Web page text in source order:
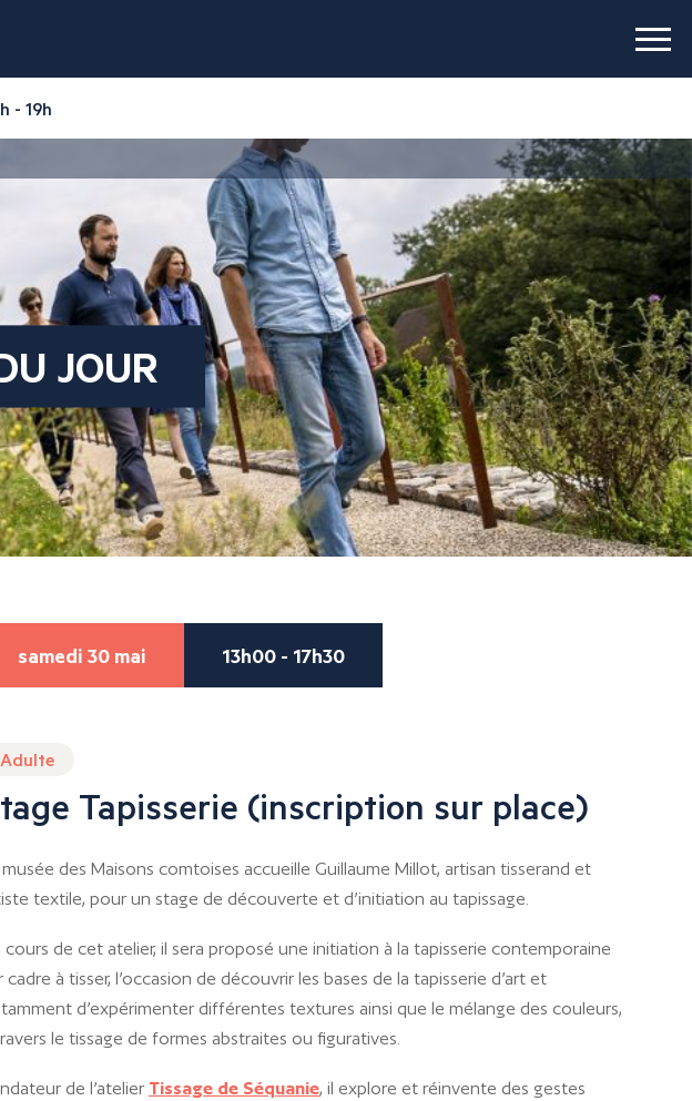
- 19h
JOUR
samedi 30 mai 13h00 - 17h30
Adulte
Tapisserie (inscription sur place)
musée des Maisons comtoises accueille Guillaume Millot, artisan tisserand et
textile, pour un stage de découverte et d’initiation au tapissage.
cours de cet atelier, il sera proposé une initiation à la tapisserie contemporaine
cadre à tisser, l’occasion de découvrir les bases de la tapisserie d’art et
d’expérimenter différentes textures ainsi que le mélange des couleurs,
le tissage de formes abstraites ou figuratives.
de l’atelier Tissage de Séquanie, il explore et réinvente des gestes